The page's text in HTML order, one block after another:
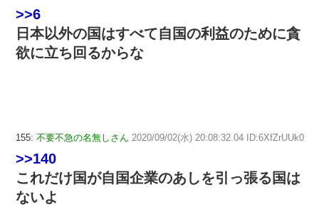
>>6
日本以外の国はすべて自国の利益のために貪
欲に立ち回るからな
155: 不要不急の名無しさん 2020/09/02(水) 20:08:32.04 ID:6XfZrUUk0
>>140
これだけ国が自国企業のあしを引っ張る国は
ないよ